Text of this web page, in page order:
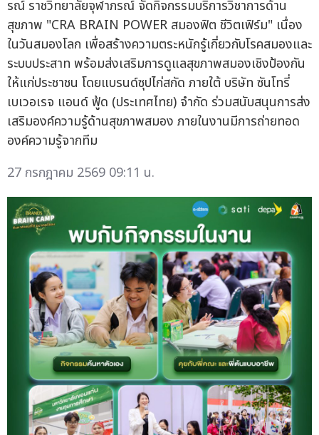
รณ์ ราชวิทยาลัยจุฬาภรณ์ จัดกิจกรรมบริการวิชาการด้าน
สุขภาพ "CRA BRAIN POWER สมองฟิต ชีวิตเฟิร์ม" เนื่อง
ในวันสมองโลก เพื่อสร้างความตระหนักรู้เกี่ยวกับโรคสมองและ
ระบบประสาท พร้อมส่งเสริมการดูแลสุขภาพสมองเชิงป้องกัน
ให้แก่ประชาชน โดยแบรนด์ซุปไก่สกัด ภายใต้ บริษัท ซันโทรี่
เบเวอเรจ แอนด์ ฟู้ด (ประเทศไทย) จำกัด ร่วมสนับสนุนการส่ง
เสริมองค์ความรู้ด้านสุขภาพสมอง ภายในงานมีการถ่ายทอด
องค์ความรู้จากทีม
27 กรกฎาคม 2569 09:11 น.